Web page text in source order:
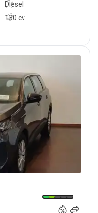
130 cv
Diesel